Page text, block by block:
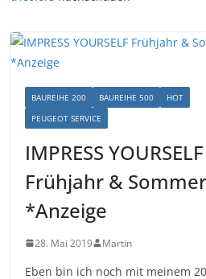
BAUREIHE 200 BAUREIHE 500
HOT
PEUGEOT SERVICE
IMPRESS YOURSELF
Frühjahr &
*Anzeige
28. Mai 2019 Martin
Eben bin ich noch mit meinem